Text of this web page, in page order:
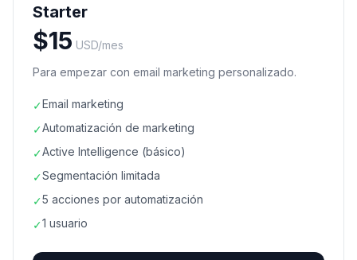
Starter
$15 USD/mes
Para empezar con email marketing personalizado.
✓Email marketing
✓Automatización de marketing
✓Active Intelligence (básico)
✓Segmentación limitada
✓5 acciones por automatización
✓1 usuario